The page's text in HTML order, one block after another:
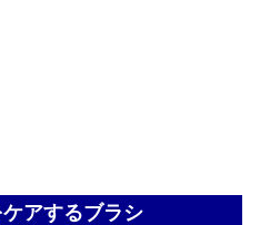
アするブラシ